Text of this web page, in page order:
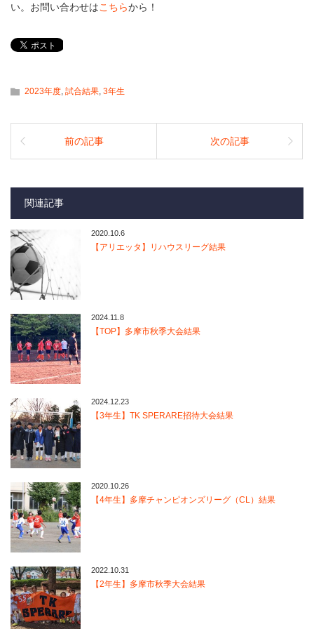
い。お問い合わせはこちらから！
2023年度, 試合結果, 3年生
前の記事 次の記事
関連記事
2020.10.6
【アリエッタ】リハウスリーグ結果
2024.11.8
【TOP】多摩市秋季大会結果
2024.12.23
【3年生】TK SPERARE招待大会結果
2020.10.26
【4年生】多摩チャンピオンズリーグ（CL）結果
2022.10.31
【2年生】多摩市秋季大会結果